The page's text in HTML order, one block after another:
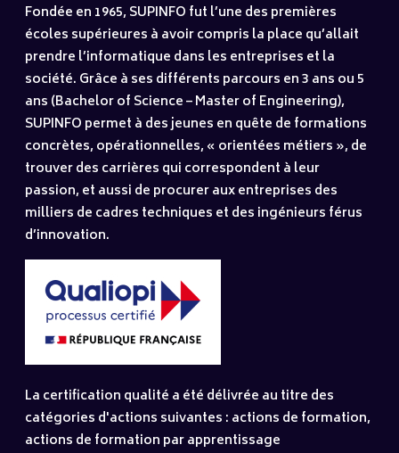
Fondée en 1965, SUPINFO fut l’une des premières
écoles supérieures à avoir compris la place qu’allait
prendre l’informatique dans les entreprises et la
société. Grâce à ses différents parcours en 3 ans ou 5
ans (Bachelor of Science – Master of Engineering),
SUPINFO permet à des jeunes en quête de formations
concrètes, opérationnelles, « orientées métiers », de
trouver des carrières qui correspondent à leur
passion, et aussi de procurer aux entreprises des
milliers de cadres techniques et des ingénieurs férus
d’innovation.
La certification qualité a été délivrée au titre des
catégories d'actions suivantes : actions de formation,
actions de formation par apprentissage